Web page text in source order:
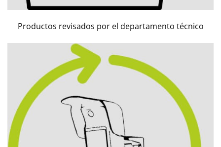
Productos revisados por el departamento técnico